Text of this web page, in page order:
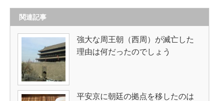
関連記事
強大な周王朝（西周）が滅亡した
理由は何だったのでしょう
平安京に朝廷の拠点を移したのは